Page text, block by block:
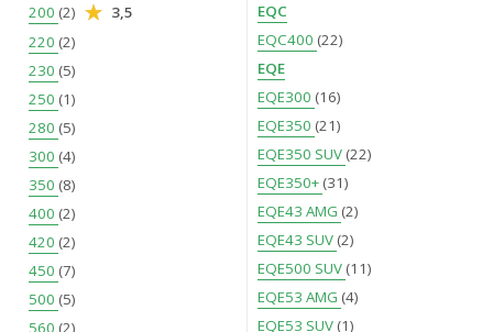
200 (2)
3,5
220 (2)
230 (5)
250 (1)
280 (5)
300 (4)
350 (8)
400 (2)
420 (2)
450 (7)
500 (5)
560 (2)
EQC
EQC400 (22)
EQE
EQE300 (16)
EQE350 (21)
EQE350 SUV (22)
EQE350+ (31)
EQE43 AMG (2)
EQE43 SUV (2)
EQE500 SUV (11)
EQE53 AMG (4)
EQE53 SUV (1)